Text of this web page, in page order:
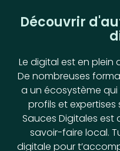
Découvrir
Le digital est en plein
De nombreuses
a un écosystème qui
profils et expertises
Sauces Digitales est
savoir-faire local.
digitale pour